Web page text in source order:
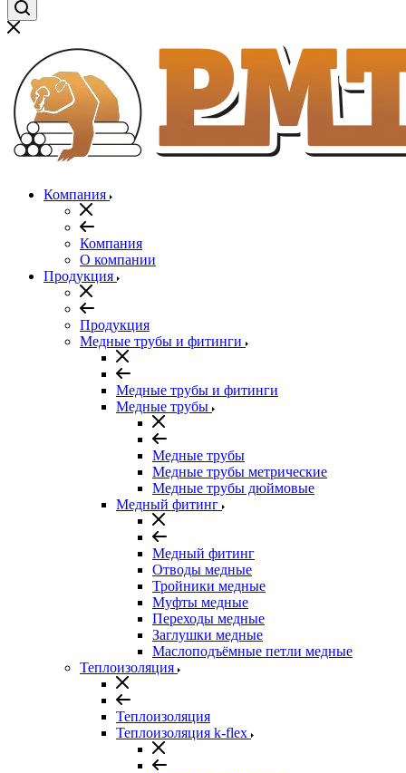
Компания
Компания
О компании
Продукция
Продукция
Медные трубы и фитинги
Медные трубы и фитинги
Медные трубы
Медные трубы
Медные трубы метрические
Медные трубы дюймовые
Медный фитинг
Медный фитинг
Отводы медные
Тройники медные
Муфты медные
Переходы медные
Заглушки медные
Маслоподъёмные петли медные
Теплоизоляция
Теплоизоляция
Теплоизоляция k-flex